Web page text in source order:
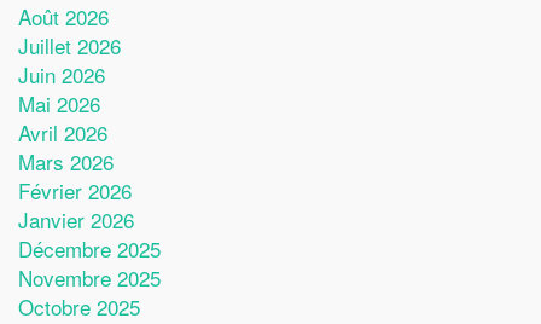
Août 2026
Juillet 2026
Juin 2026
Mai 2026
Avril 2026
Mars 2026
Février 2026
Janvier 2026
Décembre 2025
Novembre 2025
Octobre 2025